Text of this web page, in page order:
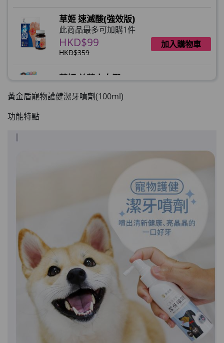
草姬 速滅酸(強效版)
此商品最多可加購1件
HKD$99
HKD$359
加入購物車
草姬 益菌之白潤
HKD$99
加入購物車
男補精力丸5:1 (到期日2028年1月)
此商品最多可加購1件
HKD$449
加入購物車
理膚泉 無香大哥大防曬 50ml (2027年4
月)
此商品最多可加購1件
HKD$88
HKD$145
加入購物車
Round Lab 白樺樹水份防曬霜 50ml
(到期日2027年2月)
黃金盾寵物護健潔牙噴劑(100ml)
功能特點